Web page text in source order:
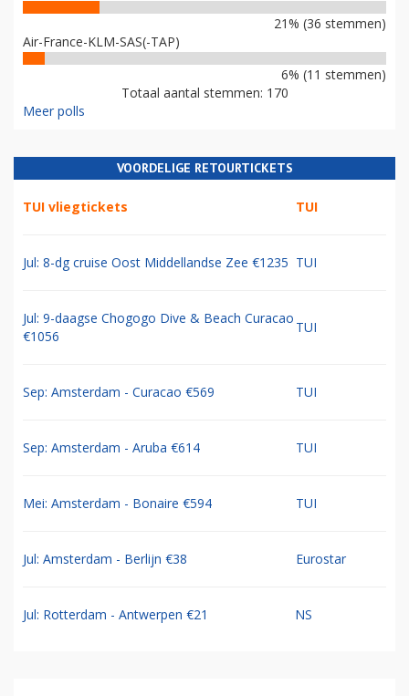
21% (36 stemmen)
Air-France-KLM-SAS(-TAP)
6% (11 stemmen)
Totaal aantal stemmen: 170
Meer polls
VOORDELIGE RETOURTICKETS
TUI vliegtickets TUI
Jul: 8-dg cruise Oost Middellandse Zee €1235 TUI
Jul: 9-daagse Chogogo Dive & Beach Curacao
€1056
TUI
Sep: Amsterdam - Curacao €569 TUI
Sep: Amsterdam - Aruba €614 TUI
Mei: Amsterdam - Bonaire €594 TUI
Jul: Amsterdam - Berlijn €38 Eurostar
Jul: Rotterdam - Antwerpen €21 NS